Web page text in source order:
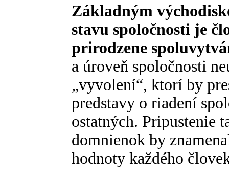
Základným
stavu spoločnosti je
prirodzene
a úroveň spoločnosti
„vyvolení“, ktorí by
predstavy o riadení
ostatných. Pripustenie
domnienok by
hodnoty každého